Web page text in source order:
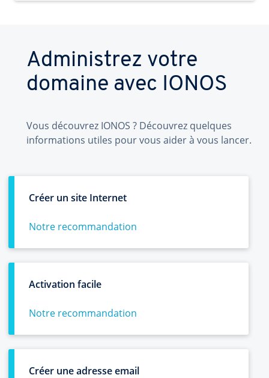
Administrez votre
domaine avec IONOS
Vous découvrez IONOS ? Découvrez quelques
informations utiles pour vous aider à vous lancer.
Créer un site Internet
Notre recommandation
Activation facile
Notre recommandation
Créer une adresse email